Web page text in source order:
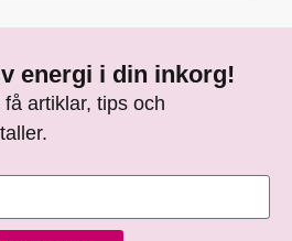
energi i din inkorg!
artiklar, tips och